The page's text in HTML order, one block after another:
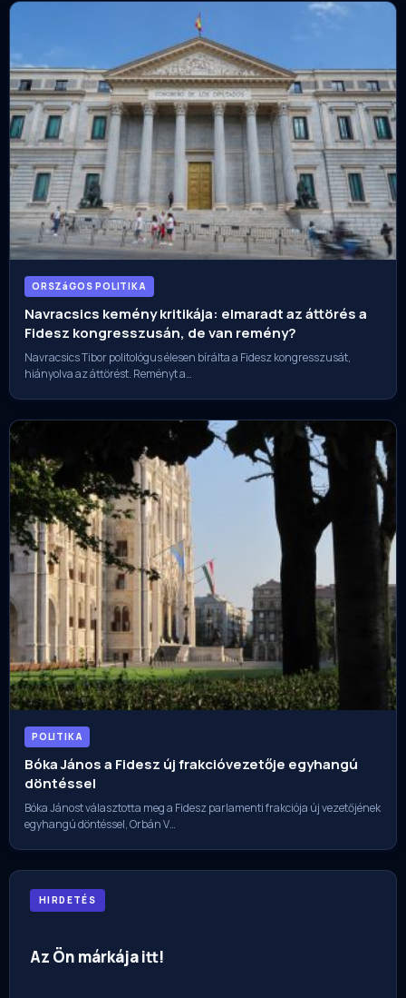
ORSZáGOS POLITIKA
Navracsics kemény kritikája: elmaradt az áttörés a
Fidesz kongresszusán, de van remény?
Navracsics Tibor politológus élesen bírálta a Fidesz kongresszusát,
hiányolva az áttörést. Reményt a…
POLITIKA
Bóka János a Fidesz új frakcióvezetője egyhangú
döntéssel
Bóka Jánost választotta meg a Fidesz parlamenti frakciója új vezetőjének
egyhangú döntéssel, Orbán V…
HIRDETÉS
Az Ön márkája itt!